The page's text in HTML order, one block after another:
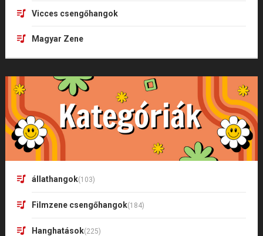
Vicces csengőhangok
Magyar Zene
állathangok(103)
Filmzene csengőhangok(184)
Hanghatások(225)